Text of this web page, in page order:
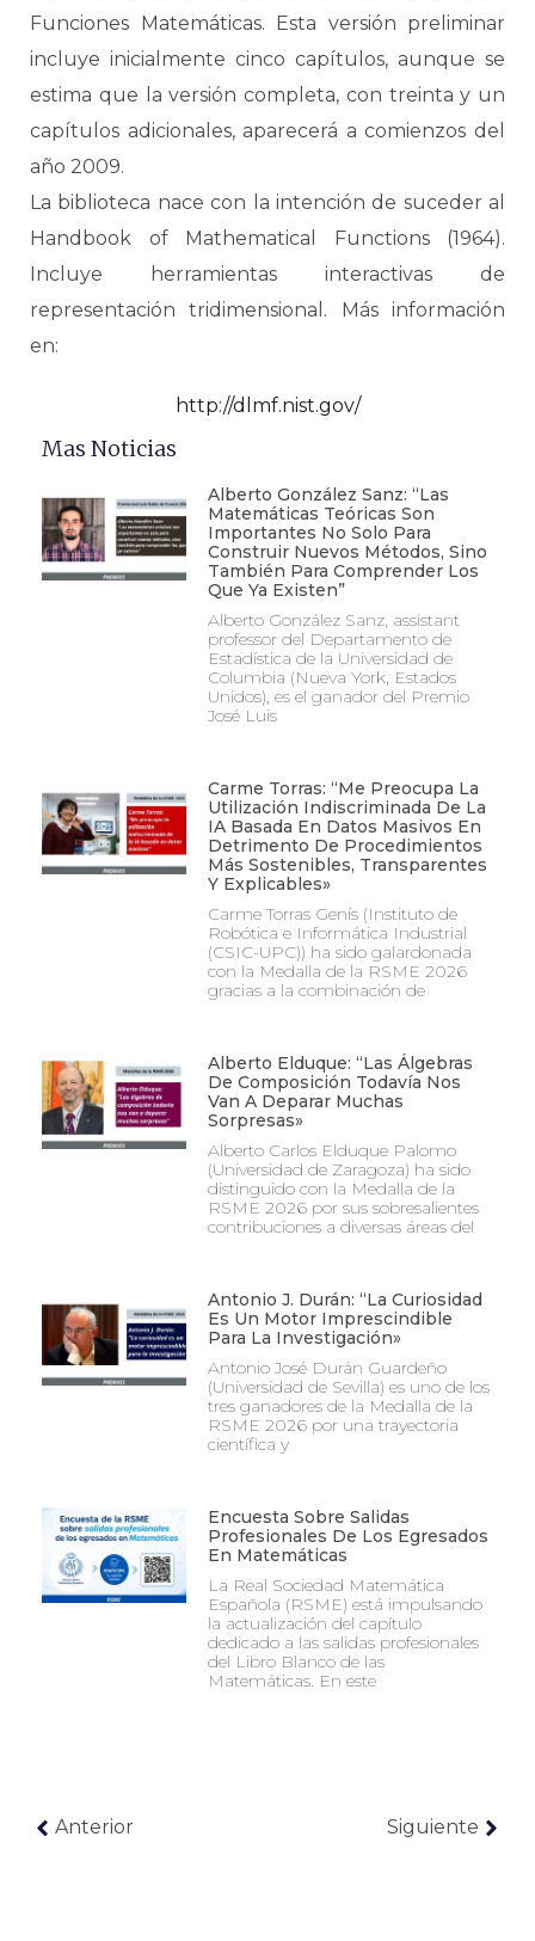
Funciones Matemáticas. Esta versión preliminar
incluye inicialmente cinco capítulos, aunque se
estima que la versión completa, con treinta y un
capítulos adicionales, aparecerá a comienzos del
año 2009.
La biblioteca nace con la intención de suceder al
Handbook of Mathematical Functions (1964).
Incluye herramientas interactivas de
representación tridimensional. Más información
en:
http://dlmf.nist.gov/
Mas Noticias
Alberto González Sanz: “Las
Matemáticas Teóricas Son
Importantes No Solo Para
Construir Nuevos Métodos, Sino
También Para Comprender Los
Que Ya Existen”
Alberto González Sanz, assistant
professor del Departamento de
Estadística de la Universidad de
Columbia (Nueva York, Estados
Unidos), es el ganador del Premio
José Luis
Carme Torras: “Me Preocupa La
Utilización Indiscriminada De La
IA Basada En Datos Masivos En
Detrimento De Procedimientos
Más Sostenibles, Transparentes
Y Explicables»
Carme Torras Genís (Instituto de
Robótica e Informática Industrial
(CSIC-UPC)) ha sido galardonada
con la Medalla de la RSME 2026
gracias a la combinación de
Alberto Elduque: “Las Álgebras
De Composición Todavía Nos
Van A Deparar Muchas
Sorpresas»
Alberto Carlos Elduque Palomo
(Universidad de Zaragoza) ha sido
distinguido con la Medalla de la
RSME 2026 por sus sobresalientes
contribuciones a diversas áreas del
Antonio J. Durán: “La Curiosidad
Es Un Motor Imprescindible
Para La Investigación»
Antonio José Durán Guardeño
(Universidad de Sevilla) es uno de los
tres ganadores de la Medalla de la
RSME 2026 por una trayectoria
científica y
Encuesta Sobre Salidas
Profesionales De Los Egresados
En Matemáticas
La Real Sociedad Matemática
Española (RSME) está impulsando
la actualización del capítulo
dedicado a las salidas profesionales
del Libro Blanco de las
Matemáticas. En este
Anterior Siguiente